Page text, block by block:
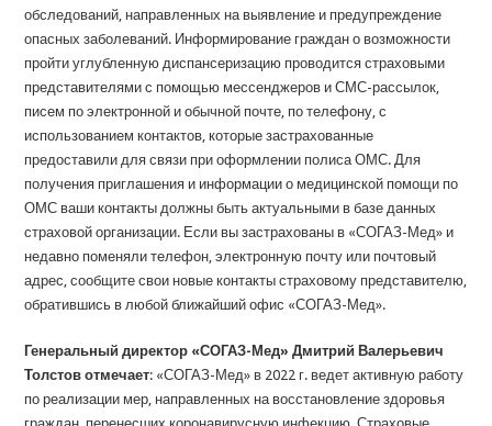
обследований, направленных на выявление и предупреждение
опасных заболеваний. Информирование граждан о возможности
пройти углубленную диспансеризацию проводится страховыми
представителями с помощью мессенджеров и СМС-рассылок,
писем по электронной и обычной почте, по телефону, с
использованием контактов, которые застрахованные
предоставили для связи при оформлении полиса ОМС. Для
получения приглашения и информации о медицинской помощи по
ОМС ваши контакты должны быть актуальными в базе данных
страховой организации. Если вы застрахованы в «СОГАЗ-Мед» и
недавно поменяли телефон, электронную почту или почтовый
адрес, сообщите свои новые контакты страховому представителю,
обратившись в любой ближайший офис «СОГАЗ-Мед».
Генеральный директор «СОГАЗ-Мед» Дмитрий Валерьевич
Толстов отмечает: «СОГАЗ-Мед» в 2022 г. ведет активную работу
по реализации мер, направленных на восстановление здоровья